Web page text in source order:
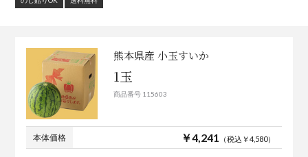
熊本県産 小玉すいか
1玉
商品番号 115603
本体価格 ￥4,241 （税込￥4,580）